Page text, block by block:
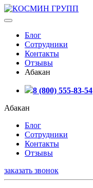
Блог
Сотрудники
Контакты
Отзывы
Абакан
8 (800) 555-83-54
Абакан
Блог
Сотрудники
Контакты
Отзывы
заказать звонок